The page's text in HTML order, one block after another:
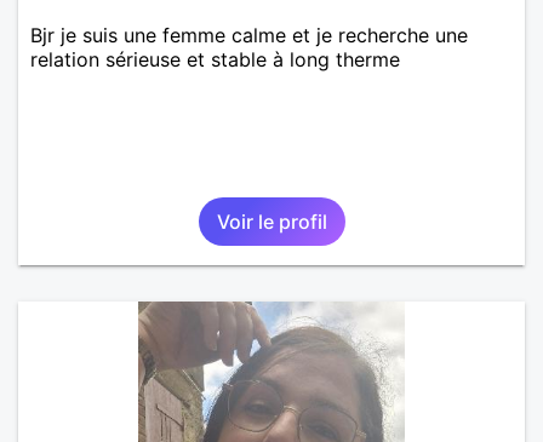
Bjr je suis une femme calme et je recherche une
relation sérieuse et stable à long therme
Voir le profil